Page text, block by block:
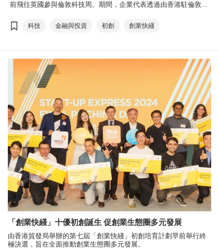
前飛往英國參與倫敦科技周。期間，企業代表透過由香港駐倫敦經
科技行業代表了解市場環境，並藉此推廣香港的營商機遇。
科技 金融與投資 初創 創業快綫
「創業快綫」十優初創誕生 促創業生態圈多元發展
由香港貿發局舉辦的第七屆「創業快綫」初創培育計劃早前舉行終
極決選，旨在全面推動創業生態圈多元發展。